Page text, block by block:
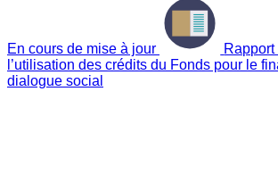
En cours de mise à jour
l’utilisation des crédits du Fonds pour le
dialogue social